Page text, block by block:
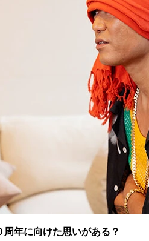
年に向けた思いがある？